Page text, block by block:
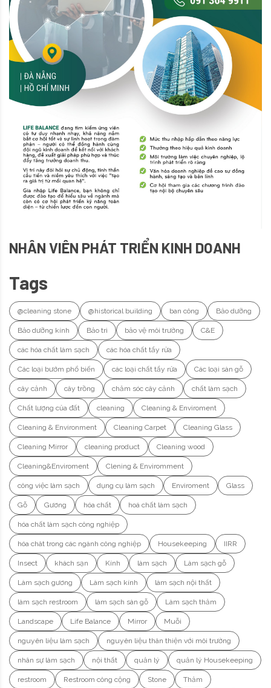
NHÂN VIÊN PHÁT TRIỂN KINH DOANH
Tags
@cleaning stone @historical building ban công Bảo dưỡng
Bảo dưỡng kính Bảo trì bảo vệ môi trường C&E
các hóa chất làm sạch các hóa chất tẩy rửa
Các loại bướm phổ biến các loại chất tẩy rửa Các loại sàn gỗ
cây cảnh cây trồng chăm sóc cây cảnh chất làm sạch
Chất lượng của đất cleaning Cleaning & Enviroment
Cleaning & Environment Cleaning Carpet Cleaning Glass
Cleaning Mirror cleaning product Cleaning wood
Cleaning&Enviroment Clening & Enviromment
công việc làm sạch dụng cụ làm sạch Enviroment Glass
Gỗ Gương hóa chất hoá chất làm sạch
hóa chất làm sạch công nghiệp
hóa chât trong các ngành công nghiệp Housekeeping IIRR
Insect khách sạn Kính làm sạch Làm sạch gỗ
Làm sạch gương Làm sạch kính làm sạch nội thất
làm sạch restroom làm sạch sàn gỗ Làm sạch thảm
Landscape Life Balance Mirror Muỗi
nguyên liệu làm sạch nguyên liệu thân thiện với môi trường
nhân sự làm sạch nội thất quản lý quản lý Housekeeping
restroom Restroom công cộng Stone Thảm